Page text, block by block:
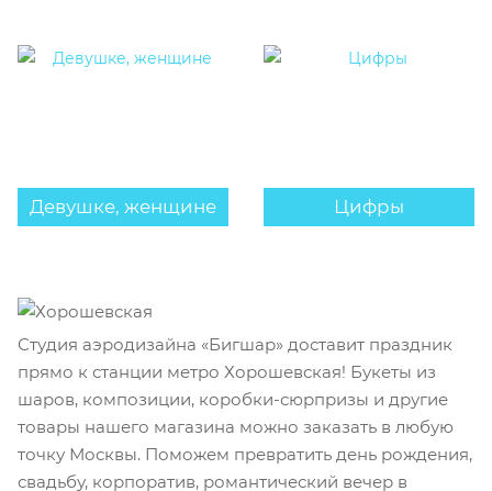
Девушке, женщине Цифры
Студия аэродизайна «Бигшар» доставит праздник
прямо к станции метро Хорошевская! Букеты из
шаров, композиции, коробки-сюрпризы и другие
товары нашего магазина можно заказать в любую
точку Москвы. Поможем превратить день рождения,
свадьбу, корпоратив, романтический вечер в